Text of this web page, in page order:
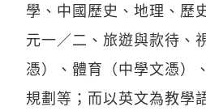
學、中國歷史、地理、歷
元一／二、旅遊與款待、
憑）、體育（中學文憑）
規劃等；而以英文為教學